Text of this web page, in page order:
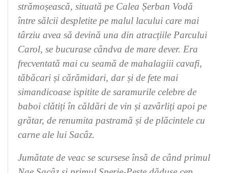
strămoșească, situată pe Calea Șerban Vodă
între sălcii despletite pe malul lacului care mai
târziu avea să devină una din atracțiile Parcului
Carol, se bucurase cândva de mare dever. Era
frecventată mai cu seamă de mahalagiii cavafi,
tăbăcari și cărămidari, dar și de fete mai
simandicoase ispitite de saramurile celebre de
baboi clătiți în căldări de vin și azvârliți apoi pe
grătar, de renumita pastramă și de plăcintele cu
carne ale lui Sacâz.
Jumătate de veac se scursese însă de când primul